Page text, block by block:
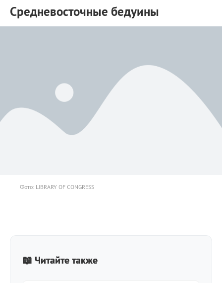
Средневосточные бедуины
Фото: LIBRARY OF CONGRESS
📖 Читайте также